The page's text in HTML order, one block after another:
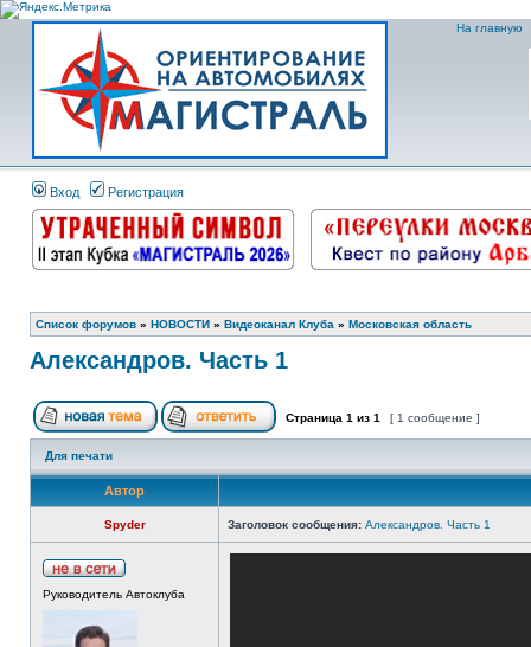
На главную
Вход Регистрация
Список форумов » НОВОСТИ » Видеоканал Клуба » Московская область
Александров. Часть 1
Страница 1 из 1 [ 1 сообщение ]
Для печати
Автор
Spyder Заголовок сообщения: Александров. Часть 1
Руководитель Автоклуба